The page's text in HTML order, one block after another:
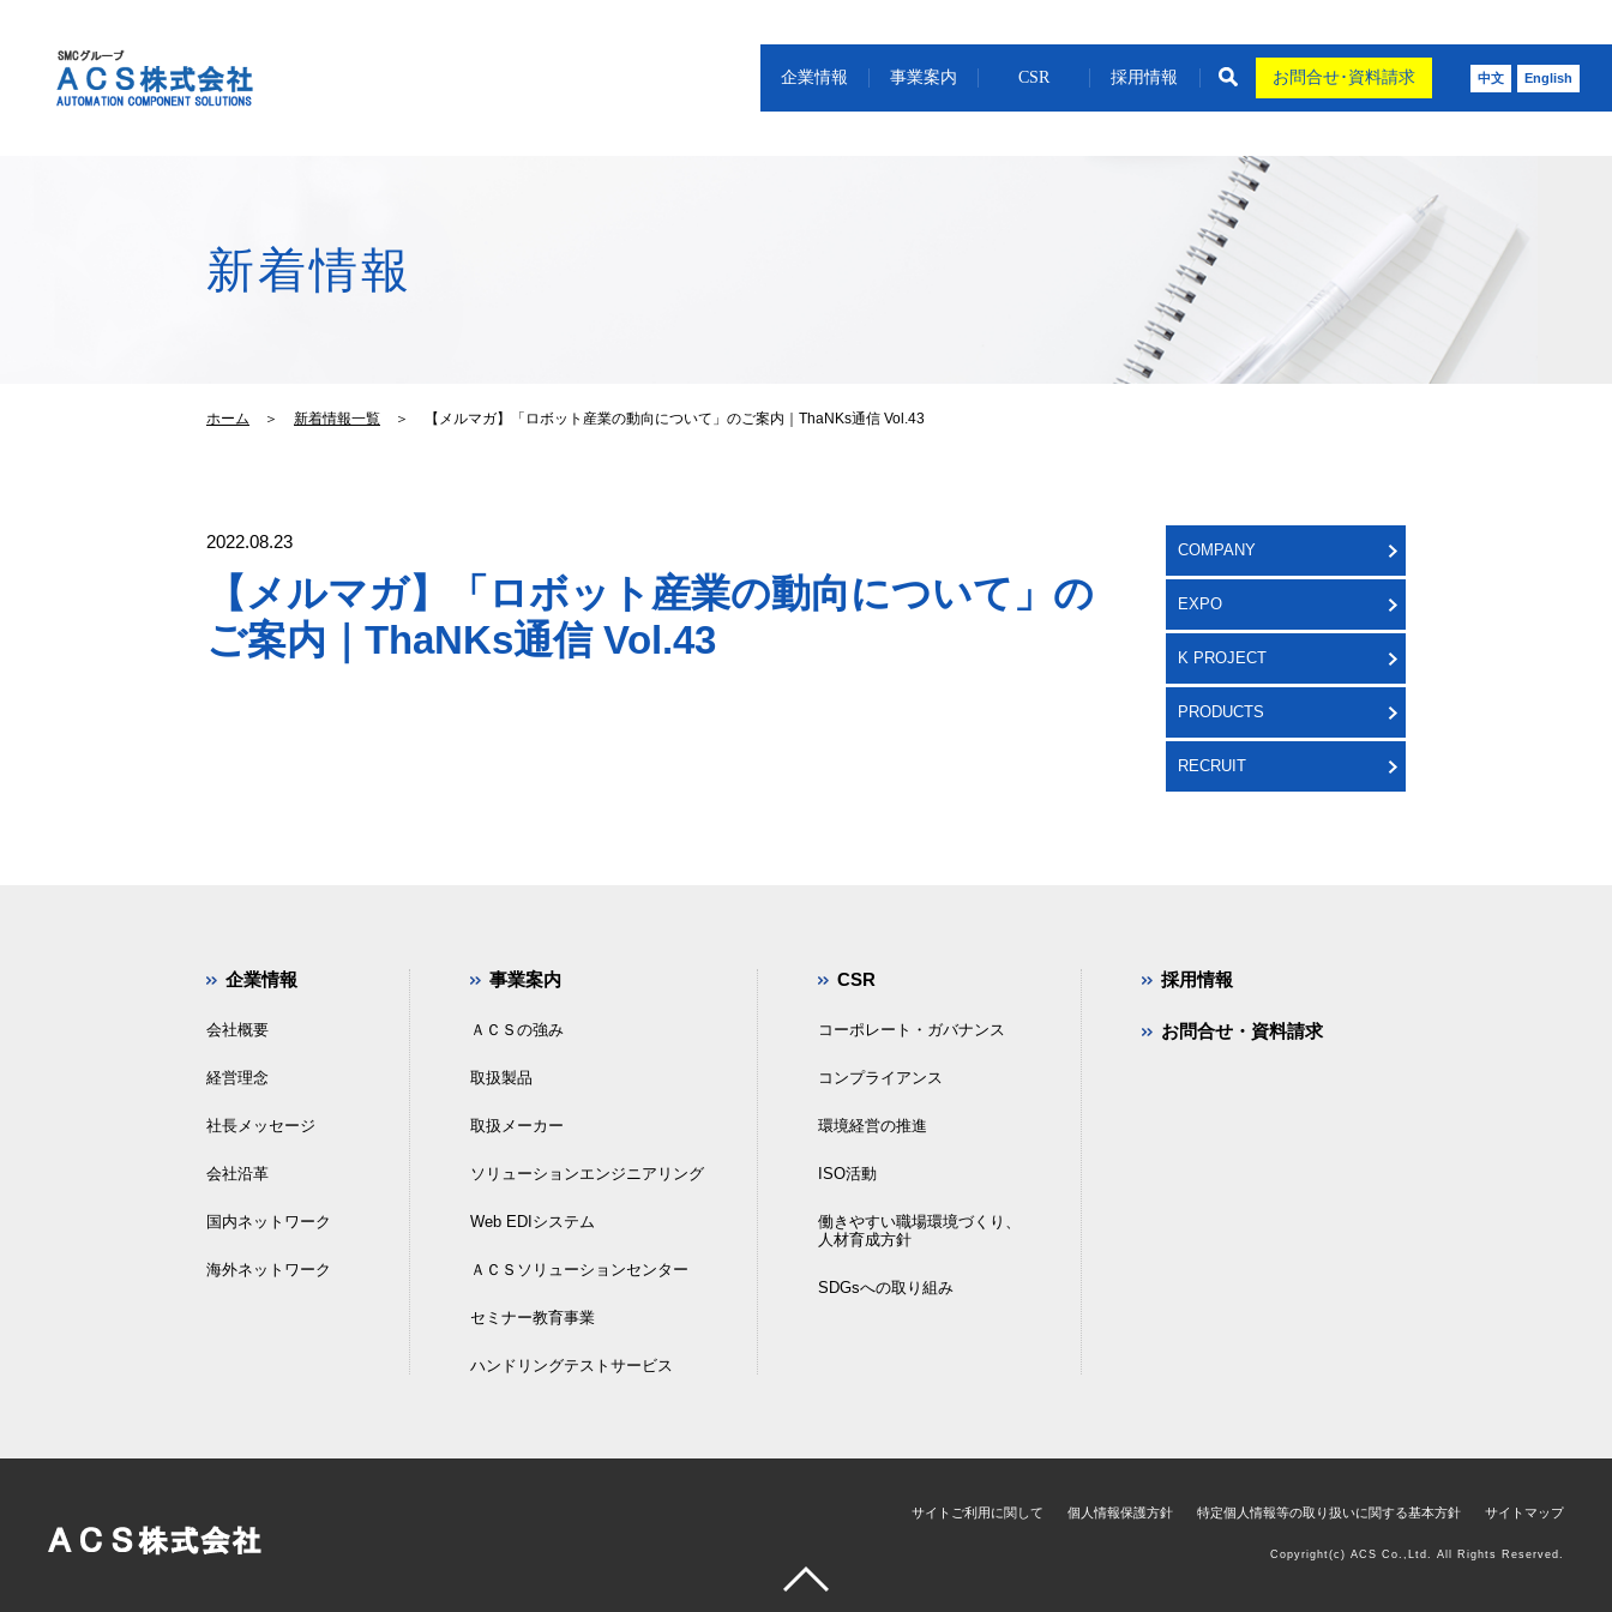
中文 English
企業情報 事業案内 CSR 採用情報 お問合せ･資料請求
新着情報
ホーム ＞ 新着情報一覧 ＞ 【メルマガ】「ロボット産業の動向について」のご案内｜ThaNKs通信 Vol.43
2022.08.23
【メルマガ】「ロボット産業の動向について」の
ご案内｜ThaNKs通信 Vol.43
COMPANY
EXPO
K PROJECT
PRODUCTS
RECRUIT
企業情報
会社概要
経営理念
社長メッセージ
会社沿革
国内ネットワーク
海外ネットワーク
事業案内
ＡＣＳの強み
取扱製品
取扱メーカー
ソリューションエンジニアリング
Web EDIシステム
ＡＣＳソリューションセンター
セミナー教育事業
ハンドリングテストサービス
CSR
コーポレート・ガバナンス
コンプライアンス
環境経営の推進
ISO活動
働きやすい職場環境づくり、
人材育成方針
SDGsへの取り組み
採用情報
お問合せ・資料請求
サイトご利用に関して 個人情報保護方針 特定個人情報等の取り扱いに関する基本方針 サイトマップ
Copyright(c) ACS Co.,Ltd. All Rights Reserved.